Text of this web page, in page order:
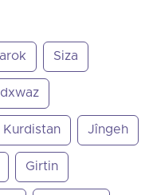
Siza
Kurdistan Jîngeh
Girtin